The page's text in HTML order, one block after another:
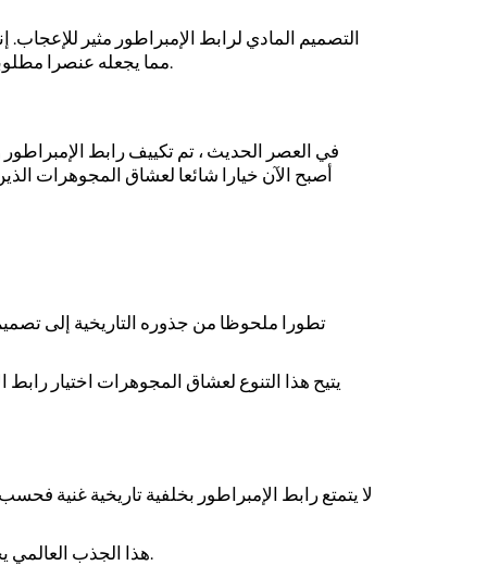
التصميم المادي لرابط الإمبراطور مثير
مما يجعله عنصرا مطلوبا لأولئك الذين يبحثون عن المجوهرات التي تدوم بمرور الوقت. كما أن طبيعتها الثقيلة والمتينة تجعلها رمزا للقوة والتحمل.
في العصر الحديث ، تم تكييف رابط
أصبح الآن خيارا شائعا لعشاق المجوهرات
يتيح هذا التنوع لعشاق المجوهرات اختيار
لا يتمتع رابط الإمبراطور بخلفية تاريخية غنية
هذا الجذب العالمي يجعل الإمبراطور يربط قطعة مجوهرات يمكن أن يرتديها أشخاص من خلفيات وثقافات مختلفة ، مما يعزز جاذبيتها العالمية.